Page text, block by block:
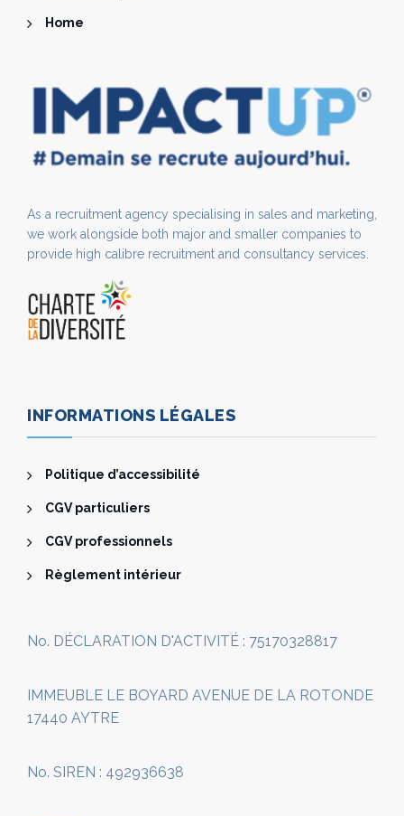
Home
As a recruitment agency specialising in sales and marketing,
we work alongside both major and smaller companies to
provide high calibre recruitment and consultancy services.
INFORMATIONS LÉGALES
Politique d’accessibilité
CGV particuliers
CGV professionnels
Règlement intérieur
No. DÉCLARATION D'ACTIVITÉ : 75170328817
IMMEUBLE LE BOYARD AVENUE DE LA ROTONDE
17440 AYTRE
No. SIREN : 492936638